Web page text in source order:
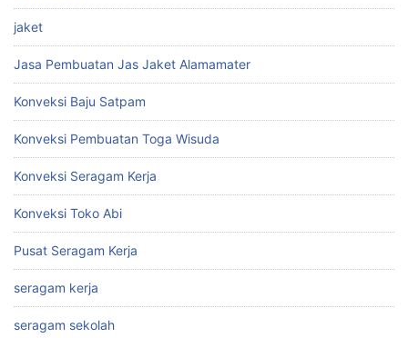
jaket
Jasa Pembuatan Jas Jaket Alamamater
Konveksi Baju Satpam
Konveksi Pembuatan Toga Wisuda
Konveksi Seragam Kerja
Konveksi Toko Abi
Pusat Seragam Kerja
seragam kerja
seragam sekolah